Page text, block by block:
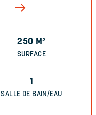
250 M²
SURFACE
1
SALLE DE BAIN/EAU